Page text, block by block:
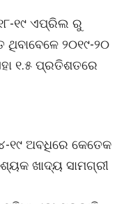
୧୯ ଏପ୍ରିଲ ରୁ
୨୦୧୯-୨୦
୧.୫ ପ୍ରତିଶତରେ
୧୯ ଅବଧିରେ କେତେକ
ଖାଦ୍ୟ ସାମଗ୍ରୀ